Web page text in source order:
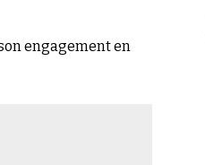
engagement en